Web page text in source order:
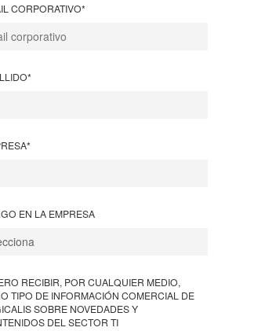
CORPORATIVO*
*
*
EN LA EMPRESA
RECIBIR, POR CUALQUIER MEDIO,
TIPO DE INFORMACIÓN COMERCIAL DE
SOBRE NOVEDADES Y
DEL SECTOR TI